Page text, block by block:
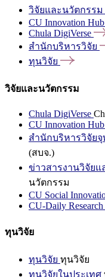
วิจัยและนวัตกรรม
CU Innovation Hub
Chula DigiVerse
สำนักบริหารวิจัย
ทุนวิจัย
วิจัยและนวัตกรรม
Chula DigiVerse
CU Innovation Hub
สำนักบริหารวิจัยจุ
(สบจ.)
ข่าวสารงานวิจัยแ
นวัตกรรม
CU Social
CU-Daily Research
ทุนวิจัย
ทุนวิจัย ทุนวิจัย
ทุนวิจัยในประเทศ